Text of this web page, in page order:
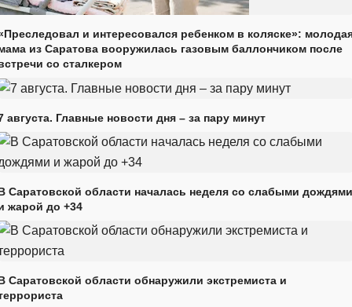
и интересовался ребенком в коляске»:
из Саратова вооружилась газовым баллончиком после
со сталкером
августа. Главные новости дня – за пару минут
Саратовской области началась неделя со слабыми дождями
жарой до +34
Саратовской области обнаружили экстремиста и